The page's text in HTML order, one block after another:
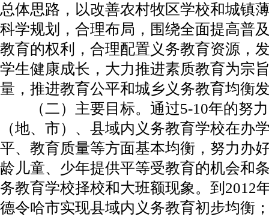
总体思路，以改善农村牧区学校和城镇
科学规划，合理布局，围绕全面提高普
教育的权利，合理配置义务教育资源，
学生健康成长，大力推进素质教育为宗
量，推进教育公平和城乡义务教育均衡
（二）主要目标。通过5-10年的努力
（地、市）、县域内义务教育学校在办
平、教育质量等方面基本均衡，努力办
龄儿童、少年提供平等受教育的机会和
务教育学校择校和大班额现象。到2012
德令哈市实现县域内义务教育初步均衡